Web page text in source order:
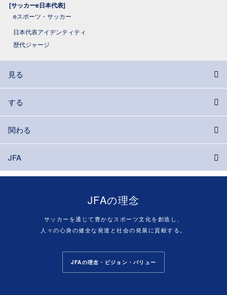
[サッカーe日本代表]
eスポーツ・サッカー
日本代表アイデンティティ
歴代ジャージ
見る
する
関わる
JFA
JFAの理念
サッカーを通じて豊かなスポーツ文化を創造し、
人々の心身の健全な発達と社会の発展に貢献する。
JFAの理念・ビジョン・バリュー